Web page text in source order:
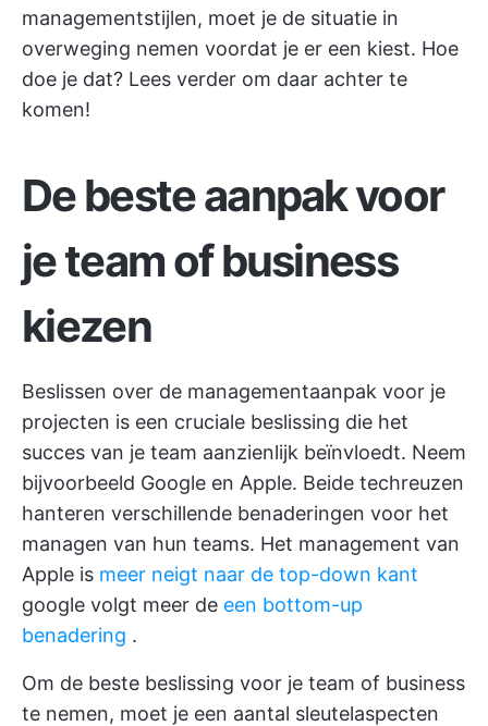
managementstijlen, moet je de situatie in
overweging nemen voordat je er een kiest. Hoe
doe je dat? Lees verder om daar achter te
komen!
De beste aanpak voor
je team of business
kiezen
Beslissen over de managementaanpak voor je
projecten is een cruciale beslissing die het
succes van je team aanzienlijk beïnvloedt. Neem
bijvoorbeeld Google en Apple. Beide techreuzen
hanteren verschillende benaderingen voor het
managen van hun teams. Het management van
Apple is meer neigt naar de top-down kant
google volgt meer de een bottom-up
benadering .
Om de beste beslissing voor je team of business
te nemen, moet je een aantal sleutelaspecten